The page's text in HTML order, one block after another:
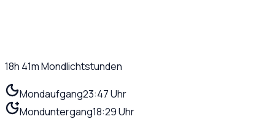
18h 41mMondlichtstunden
Mondaufgang23:47 Uhr
Monduntergang18:29 Uhr